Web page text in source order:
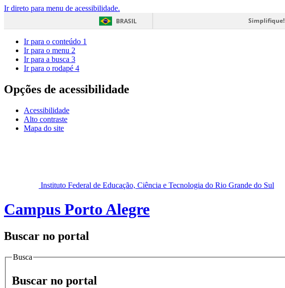
Ir direto para menu de acessibilidade.
BRASIL
Simplifique!
Ir para o conteúdo 1
Ir para o menu 2
Ir para a busca 3
Ir para o rodapé 4
Opções de acessibilidade
Acessibilidade
Alto contraste
Mapa do site
Instituto Federal de Educação, Ciência e Tecnologia do Rio Grande do Sul
Campus Porto Alegre
Buscar no portal
Busca
Buscar no portal